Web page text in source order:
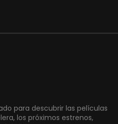
para descubrir las películas
los próximos estrenos,